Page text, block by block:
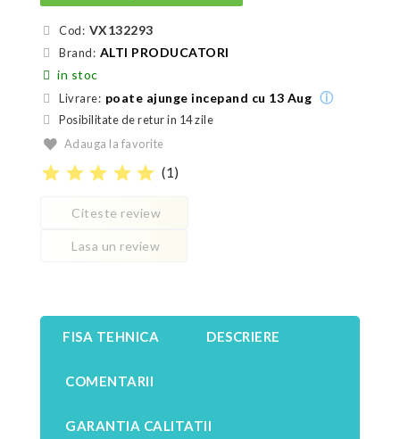
Cod: VX132293
Brand: ALTI PRODUCATORI
in stoc
Livrare: poate ajunge incepand cu 13 Aug ⓘ
Posibilitate de retur in 14 zile
Adauga la favorite
star star star star star (1)
Citeste review
Lasa un review
FISA TEHNICA DESCRIERE
COMENTARII
GARANTIA CALITATII